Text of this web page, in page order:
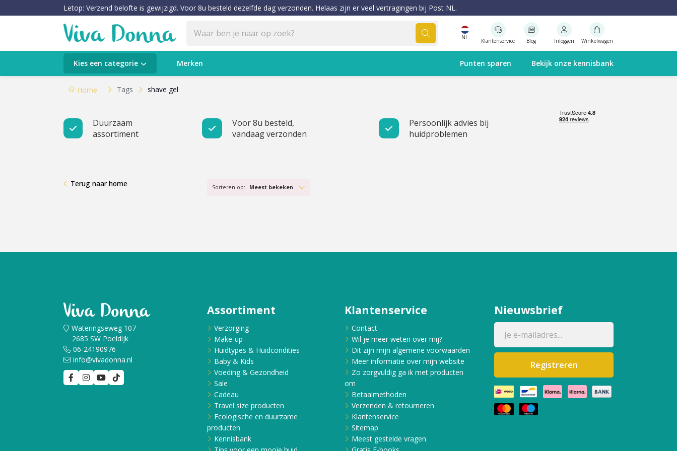
Letop: Verzend belofte is gewijzigd. Voor 8u besteld dezelfde dag verzonden. Helaas zijn er veel vertragingen bij Post NL.
NL Klantenservice Blog Inloggen Winkelwagen
Kies een categorie Merken Punten sparen Bekijk onze kennisbank
Categorieën
Verzorging
Huidtypes & Huidcondities
Voeding & Gezondheid
Schrijf je nu in voor Beauty News
Home Tags shave gel
Duurzaam
assortiment
Voor 8u besteld,
vandaag verzonden
Persoonlijk advies bij
huidproblemen
Terug naar home Sorteren op: Meest bekeken
Wateringseweg 107
2685 SW Poeldijk
06-24190976
info@vivadonna.nl
Assortiment
Verzorging
Make-up
Huidtypes & Huidcondities
Baby & Kids
Voeding & Gezondheid
Sale
Cadeau
Travel size producten
Ecologische en duurzame
producten
Kennisbank
Klantenservice
Contact
Wil je meer weten over mij?
Dit zijn mijn algemene voorwaarden
Meer informatie over mijn website
Zo zorgvuldig ga ik met producten
om
Betaalmethoden
Verzenden & retourneren
Klantenservice
Sitemap
Meest gestelde vragen
Nieuwsbrief
Registreren